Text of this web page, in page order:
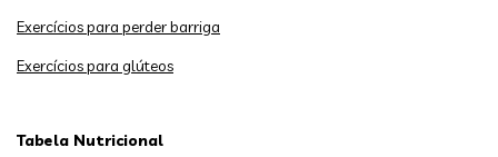
Exercícios para perder barriga
Exercícios para glúteos
Tabela Nutricional